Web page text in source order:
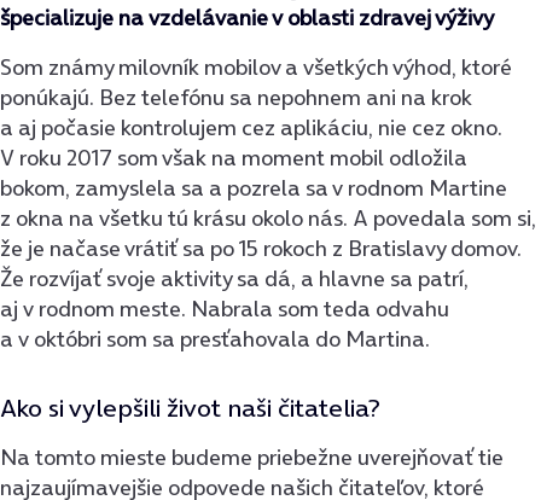
špecializuje na vzdelávanie v oblasti zdravej výživy
Som známy milovník mobilov a všetkých výhod, ktoré
ponúkajú. Bez telefónu sa nepohnem ani na krok
a aj počasie kontrolujem cez aplikáciu, nie cez okno.
V roku 2017 som však na moment mobil odložila
bokom, zamyslela sa a pozrela sa v rodnom Martine
z okna na všetku tú krásu okolo nás. A povedala som si,
že je načase vrátiť sa po 15 rokoch z Bratislavy domov.
Že rozvíjať svoje aktivity sa dá, a hlavne sa patrí,
aj v rodnom meste. Nabrala som teda odvahu
a v októbri som sa presťahovala do Martina.
Ako si vylepšili život naši čitatelia?
Na tomto mieste budeme priebežne uverejňovať tie
najzaujímavejšie odpovede našich čitateľov, ktoré